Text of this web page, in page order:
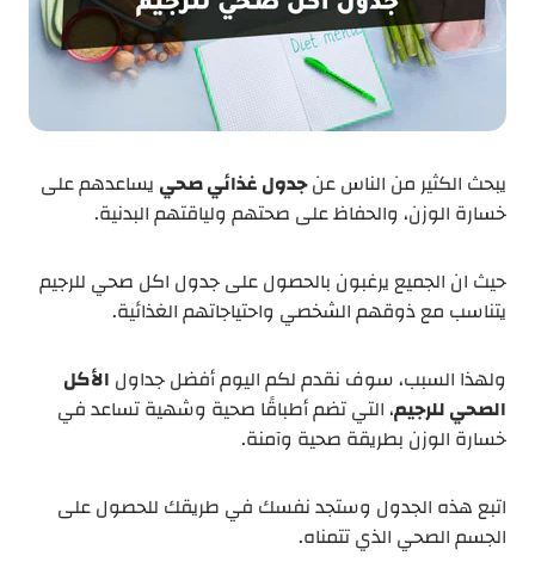
يبحث الكثير من الناس عنجدول غذائي صحي يساعدهم على
خسارة الوزن، والحفاظ على صحتهم ولياقتهم البدنية.
حيث ان الجميع يرغبون بالحصول على جدول اكل صحي للرجيم
يتناسب مع ذوقهم الشخصي واحتياجاتهم الغذائية.
ولهذا السبب، سوف نقدم لكم اليوم أفضل جداول الأكل
الصحي للرجيم، التي تضم أطباقًا صحية وشهية تساعد في
خسارة الوزن بطريقة صحية وآمنة.
اتبع هذه الجدول وستجد نفسك في طريقك للحصول على
الجسم الصحي الذي تتمناه.